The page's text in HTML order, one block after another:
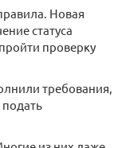
Новая
статуса
проверку
требования,